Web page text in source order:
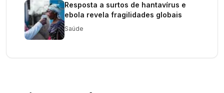
Resposta a surtos de hantavírus e
ebola revela fragilidades globais
Saúde